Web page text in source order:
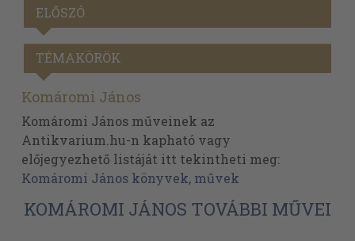
ELŐSZÓ
TÉMAKÖRÖK
Komáromi János
Komáromi János műveinek az
Antikvarium.hu-n kapható vagy
előjegyezhető listáját itt tekintheti meg:
Komáromi János könyvek, művek
KOMÁROMI JÁNOS TOVÁBBI MŰVEI